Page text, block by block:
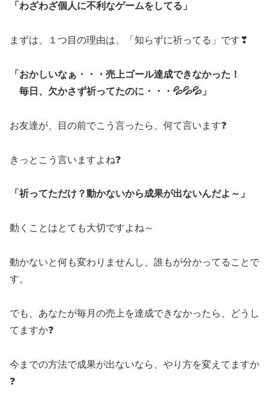
「わざわざ個人に不利なゲームをしてる」
まずは、１つ目の理由は、「知らずに祈ってる」です❣
「おかしいなぁ・・・売上ゴール達成できなかった！
毎日、欠かさず祈ってたのに・・・💦💦💦」
お友達が、目の前でこう言ったら、何て言います❓
きっとこう言いますよね❓
「祈ってただけ？動かないから成果が出ないんだよ～」
動くことはとても大切ですよね～
動かないと何も変わりませんし、誰もが分かってることで
す。
でも、あなたが毎月の売上を達成できなかったら、どうし
てますか❓
今までの方法で成果が出ないなら、やり方を変えてますか
❓